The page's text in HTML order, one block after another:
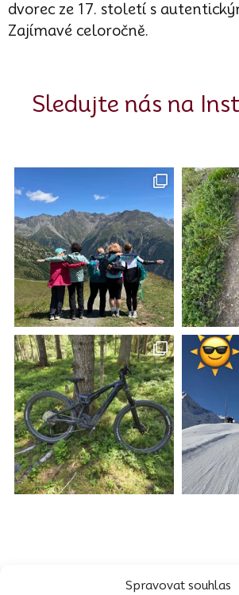
Spravovat souhlas
dvorec ze 17. století s
Zajímavé celoročně.
Sledujte nás na